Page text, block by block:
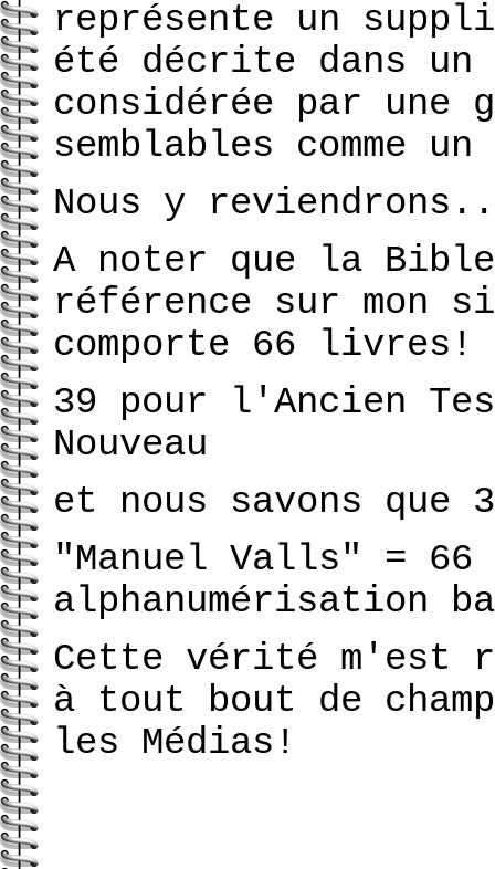
représente un
été décrite dans
considérée par une
semblables comme
Nous y
A noter que la Bible
référence sur mon
comporte 66 livres!
39 pour l'Ancien
Nouveau
et nous savons que
"Manuel Valls" = 66
alphanumérisation
Cette vérité m'est
à tout bout de
les Médias!